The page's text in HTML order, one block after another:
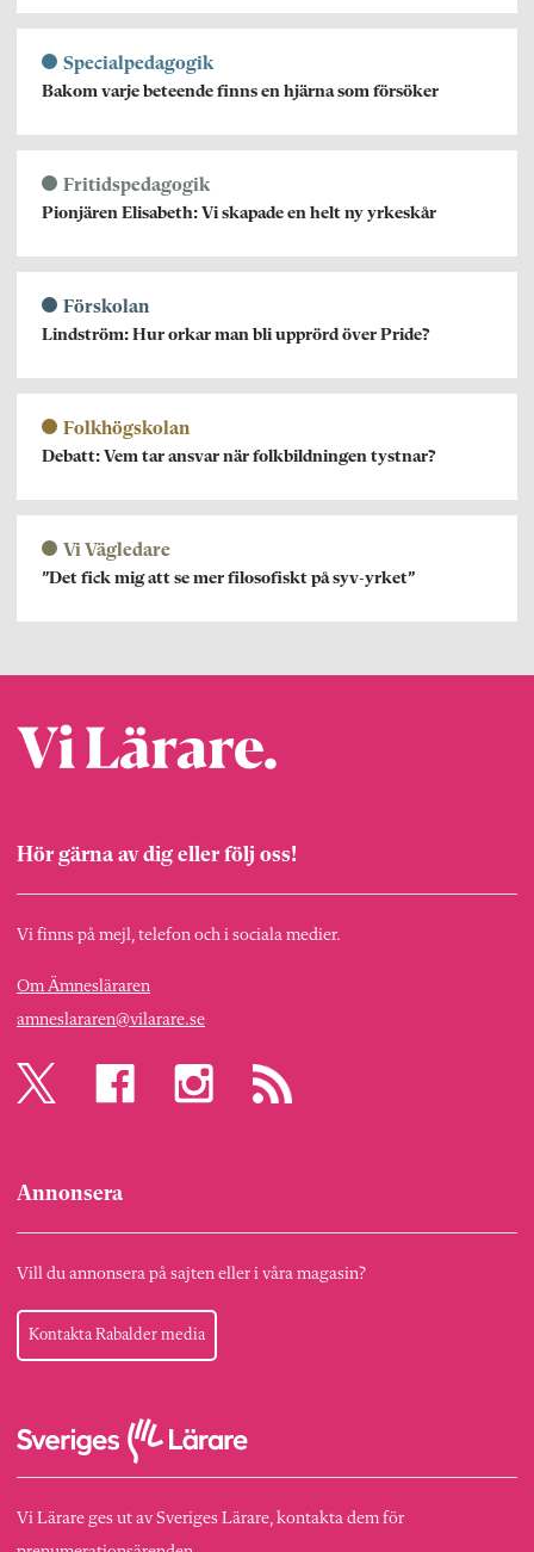
Specialpedagogik
Bakom varje beteende finns en hjärna som försöker
Fritidspedagogik
Pionjären Elisabeth: Vi skapade en helt ny yrkeskår
Förskolan
Lindström: Hur orkar man bli upprörd över Pride?
Folkhögskolan
Debatt: Vem tar ansvar när folkbildningen tystnar?
Vi Vägledare
”Det fick mig att se mer filosofiskt på syv-yrket”
Hör gärna av dig eller följ oss!
Vi finns på mejl, telefon och i sociala medier.
Om Ämnesläraren
amneslararen@vilarare.se
Annonsera
Vill du annonsera på sajten eller i våra magasin?
Kontakta Rabalder media
Vi Lärare ges ut av Sveriges Lärare, kontakta dem för